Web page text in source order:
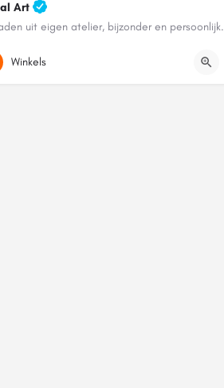
Art
uit eigen atelier, bijzonder en persoonlijk.
520 21 12
Winkels